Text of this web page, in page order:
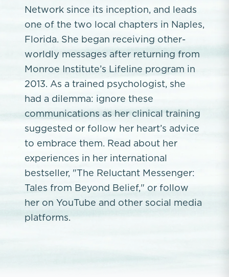
Network since its inception, and leads
one of the two local chapters in Naples,
Florida. She began receiving other-
worldly messages after returning from
Monroe Institute’s Lifeline program in
2013. As a trained psychologist, she
had a dilemma: ignore these
communications as her clinical training
suggested or follow her heart’s advice
to embrace them. Read about her
experiences in her international
bestseller, "The Reluctant Messenger:
Tales from Beyond Belief," or follow
her on YouTube and other social media
platforms.